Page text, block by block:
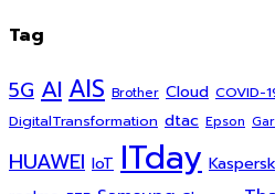
Tag
5G AI AIS Brother Cloud COVID-
DigitalTransformation dtac Epson
HUAWEI IoT ITday